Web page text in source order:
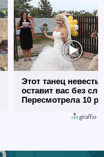
Этот танец невесты
оставит вас без
Пересмотрела 10